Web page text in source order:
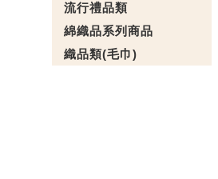
流行禮品類
綿織品系列商品
織品類(毛巾)